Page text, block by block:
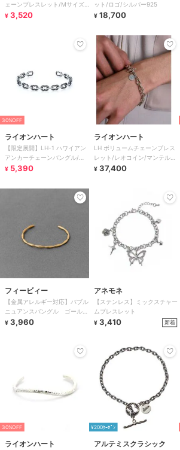
ェーンブレスレット/Mサイズ/
サージカルステンレス 金属ア
¥ 3,520
ット/ロゴ/シルバー925
¥ 18,700
30%OFF
ライオンハート
【限定展開】LH-1 ハワイアン
アンカーチェーンバングル/サ
ージカルステンレス 金属アレ
¥ 5,390
ライオンハート
LH ボリュームチェーンブレス
レット/レオコイン/マンテルタ
イプ/シルバー925
¥ 37,400
フィービィー
【金属アレルギー対応】バブル
ニュアンスバングル ゴール
ド/ニッケルフリー
¥ 3,960
アネモネ
【ステンレス】ミックスチャー
ムブレスレット
¥ 3,410 新着
30%OFF
ライオンハート
¥200ｸｰﾎﾟﾝ
アルテミスクラシック